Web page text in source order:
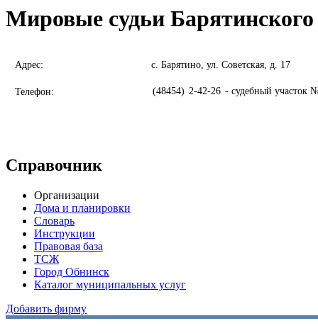
Мировые судьи
Адрес: с. Барятино, ул. Советская, д. 17
Телефон: (48454) 2-42-26 - судебный участок
Справочник
Организации
Дома и планировки
Словарь
Инструкции
Правовая база
ТСЖ
Город Обнинск
Каталог муниципальных услуг
Добавить фирму